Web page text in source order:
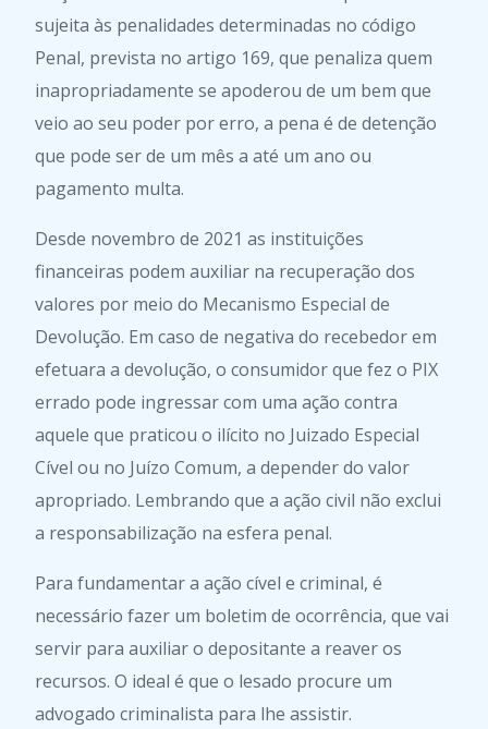
sujeita às penalidades determinadas no código
Penal, prevista no artigo 169, que penaliza quem
inapropriadamente se apoderou de um bem que
veio ao seu poder por erro, a pena é de detenção
que pode ser de um mês a até um ano ou
pagamento multa.
Desde novembro de 2021 as instituições
financeiras podem auxiliar na recuperação dos
valores por meio do Mecanismo Especial de
Devolução. Em caso de negativa do recebedor em
efetuara a devolução, o consumidor que fez o PIX
errado pode ingressar com uma ação contra
aquele que praticou o ilícito no Juizado Especial
Cível ou no Juízo Comum, a depender do valor
apropriado. Lembrando que a ação civil não exclui
a responsabilização na esfera penal.
Para fundamentar a ação cível e criminal, é
necessário fazer um boletim de ocorrência, que vai
servir para auxiliar o depositante a reaver os
recursos. O ideal é que o lesado procure um
advogado criminalista para lhe assistir.